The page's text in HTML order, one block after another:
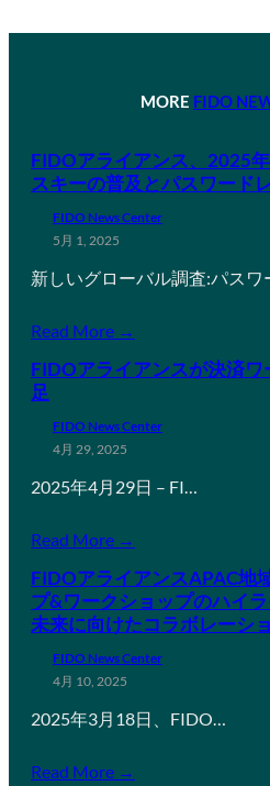
MORE FIDO
FIDOアライアンス、2025
スキーの普及とパスワード
FIDO News Center
5月 1, 2025
新しいグローバル調査:パスワ
Read More →
FIDOアライアンスが決済
足
FIDO News Center
4月 29, 2025
2025年4月29日 – FI…
Read More →
FIDOアライアンスAPAC地
プ&ワークショップのハイ
未来に向けたコラボレーシ
FIDO News Center
4月 10, 2025
2025年3月18日、FIDO…
Read More →